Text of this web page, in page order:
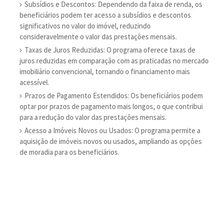
Subsídios e Descontos: Dependendo da faixa de renda, os
beneficiários podem ter acesso a subsídios e descontos
significativos no valor do imóvel, reduzindo
consideravelmente o valor das prestações mensais.
Taxas de Juros Reduzidas: O programa oferece taxas de
juros reduzidas em comparação com as praticadas no mercado
imobiliário convencional, tornando o financiamento mais
acessível.
Prazos de Pagamento Estendidos: Os beneficiários podem
optar por prazos de pagamento mais longos, o que contribui
para a redução do valor das prestações mensais.
Acesso a Imóveis Novos ou Usados: O programa permite a
aquisição de imóveis novos ou usados, ampliando as opções
de moradia para os beneficiários.